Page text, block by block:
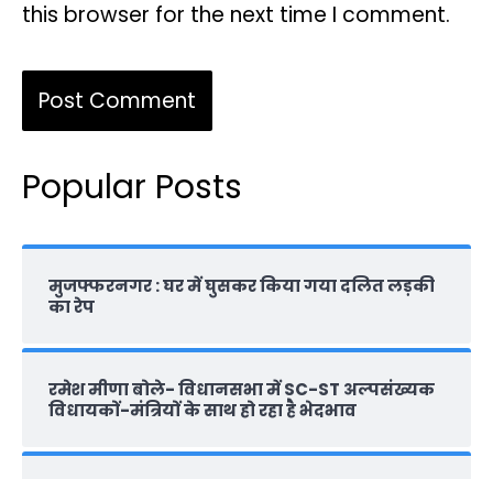
this browser for the next time I comment.
Popular Posts
मुजफ्फरनगर : घर में घुसकर किया गया दलित लड़की
का रेप
रमेश मीणा बोले- विधानसभा में SC-ST अल्पसंख्यक
विधायकों-मंत्रियों के साथ हो रहा है भेदभाव